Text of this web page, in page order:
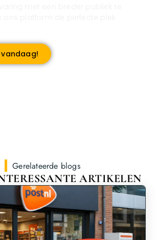
Gerelateerde blogs
ARTIKELEN